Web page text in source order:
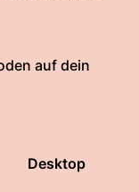
auf dein
Desktop